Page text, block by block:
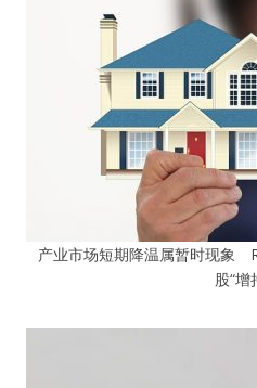
产业市场短期降温属暂时现象
股“增